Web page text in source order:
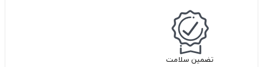
تضمین سلامت